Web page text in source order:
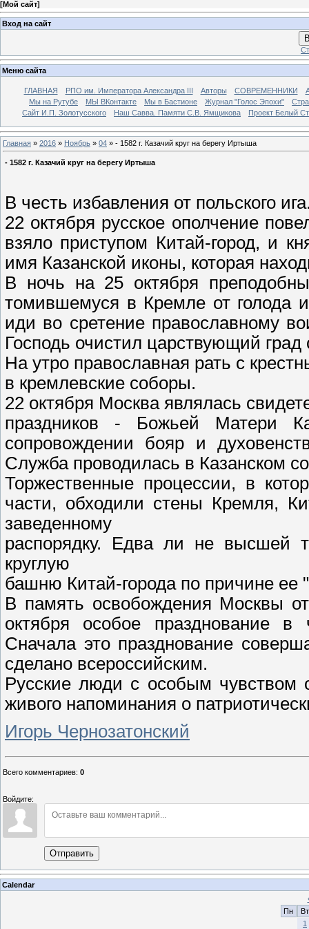
[Мой сайт]
Вход на сайт
Меню сайта
ГЛАВНАЯ РПО им. Императора Александра III Авторы СОВРЕМЕННИКИ
Мы на Рутубе
МЫ ВКонтакте Мы в Бастионе Журнал "Голос Эпохи"
Сайт И.П. Золотусского
Наш Савва. Памяти С.В. Ямщикова Проект Белый
Главная » 2016 » Ноябрь » 04 » - 1582 г. Казачий круг на берегу Иртыша
- 1582 г. Казачий круг на берегу Иртыша
В честь избавления от польского
22 октября русское ополчение
взяло приступом Китай-город, и
имя Казанской иконы, которая
В ночь на 25 октября
томившемуся в Кремле от голода
иди во сретение православному
Господь очистил царствующий град
На утро православная рать с
в кремлевские соборы.
22 октября Москва являлась
праздников - Божьей Матери
сопровождении бояр и
Служба проводилась в Казанском
Торжественные процессии, в
части, обходили стены Кремля,
заведенному
распорядку. Едва ли не высшей
круглую
башню Китай-города по причине ее
В память освобождения Москвы
октября особое празднование
Сначала это празднование
сделано всероссийским.
Русские люди с особым чувством
живого напоминания о
Игорь Чернозатонский
Всего комментариев: 0
Войдите:
Отправить
Calendar
Пн
Вт
1